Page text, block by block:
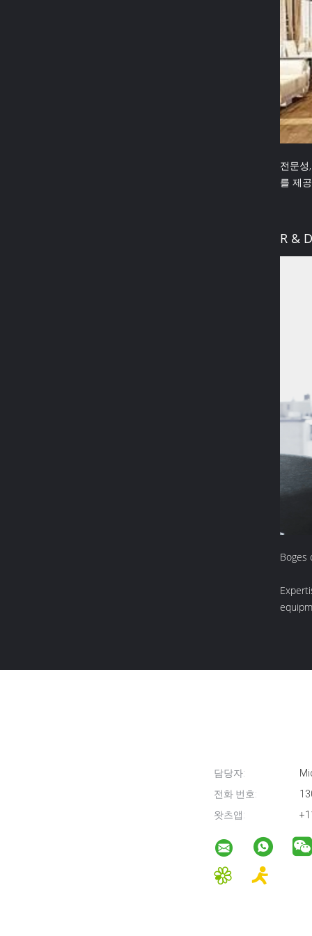
전문
를 제
R &
Boges
담당자:
전화 번호:
왓츠앱: